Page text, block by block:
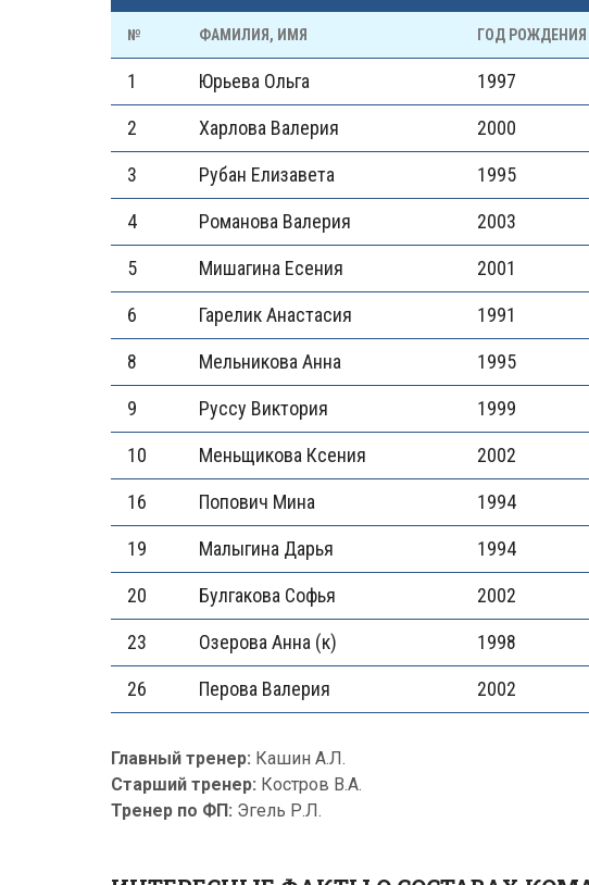
№ ФАМИЛИЯ, ИМЯ ГОД РОЖДЕНИЯ
1 Юрьева Ольга 1997
2 Харлова Валерия 2000
3 Рубан Елизавета 1995
4 Романова Валерия 2003
5 Мишагина Есения 2001
6 Гарелик Анастасия 1991
8 Мельникова Анна 1995
9 Руссу Виктория 1999
10 Меньщикова Ксения 2002
16 Попович Мина 1994
19 Малыгина Дарья 1994
20 Булгакова Софья 2002
23 Озерова Анна (к) 1998
26 Перова Валерия 2002
Главный тренер: Кашин А.Л.
Старший тренер: Костров В.А.
Тренер по ФП: Эгель Р.Л.